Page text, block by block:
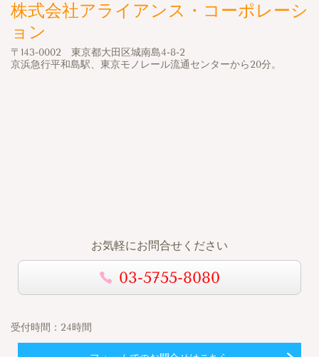
株式会社アライアンス・コーポレーシ
ョン
〒143-0002 東京都大田区城南島4-8-2
京浜急行平和島駅、東京モノレール流通センターから20分。
お気軽にお問合せください
03-5755-8080
受付時間： 24時間